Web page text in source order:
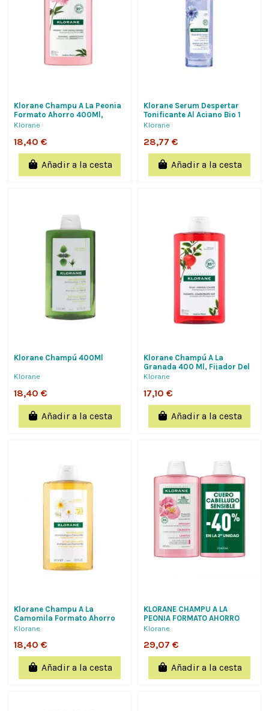
Klorane Champu A La Peonia
Formato Ahorro 400Ml,
Calmante Y Antiirritante,
Klorane
18,40 €
Añadir a la cesta
Klorane Serum Despertar
Tonificante Al Aciano Bio 1
Envase 50 Ml
Klorane
28,77 €
Añadir a la cesta
Klorane Champú 400Ml
Klorane
18,40 €
Añadir a la cesta
Klorane Champú A La
Granada 400 Ml, Fijador Del
Color
Klorane
17,10 €
Añadir a la cesta
Klorane Champu A La
Camomila Formato Ahorro
400Ml,Iluminador Cabellos
Klorane
18,40 €
Añadir a la cesta
KLORANE CHAMPU A LA
PEONIA FORMATO AHORRO
DUPLO 2X400ML, CALMANTE Y
Klorane
29,07 €
Añadir a la cesta